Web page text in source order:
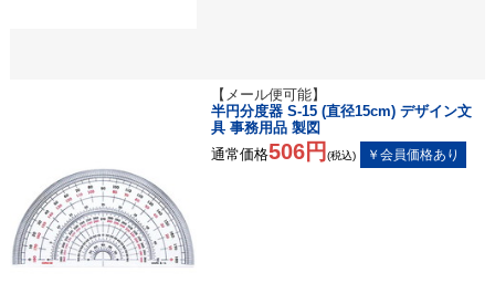
【メール便可能】
半円分度器 S-15 (直径15cm) デザイン文
具 事務用品 製図
通常価格506円 (税込)